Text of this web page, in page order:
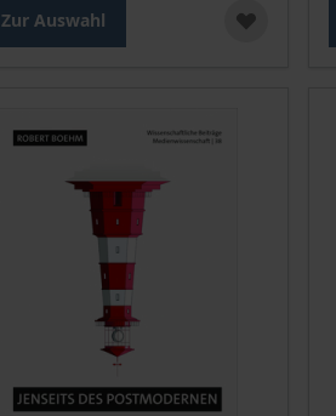
Zur Auswahl